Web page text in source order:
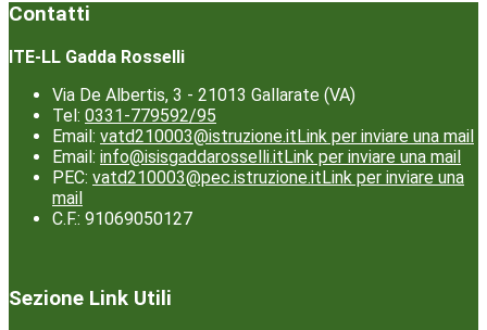
Contatti
ITE-LL Gadda Rosselli
Via De Albertis, 3 - 21013 Gallarate (VA)
Tel: 0331-779592/95
Email: vatd210003@istruzione.itLink per inviare una mail
Email: info@isisgaddarosselli.itLink per inviare una mail
PEC: vatd210003@pec.istruzione.itLink per inviare una
mail
C.F.: 91069050127
Sezione Link Utili